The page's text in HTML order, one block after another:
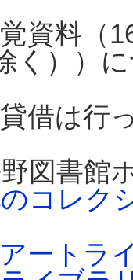
資料（
く））
借は行
図書館
コレク
ートラ